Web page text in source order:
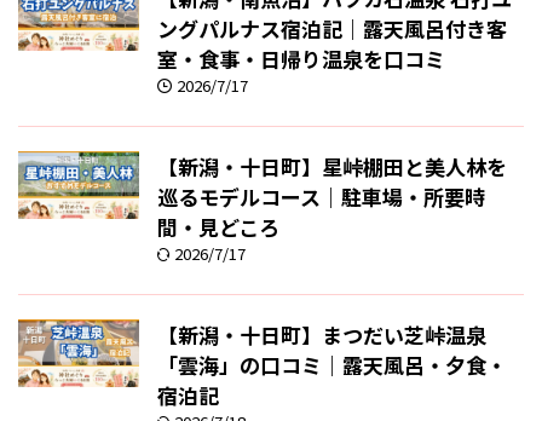
ングパルナス宿泊記｜露天風呂付き客
室・食事・日帰り温泉を口コミ
2026/7/17
【新潟・十日町】星峠棚田と美人林を
巡るモデルコース｜駐車場・所要時
間・見どころ
2026/7/17
【新潟・十日町】まつだい芝峠温泉
「雲海」の口コミ｜露天風呂・夕食・
宿泊記